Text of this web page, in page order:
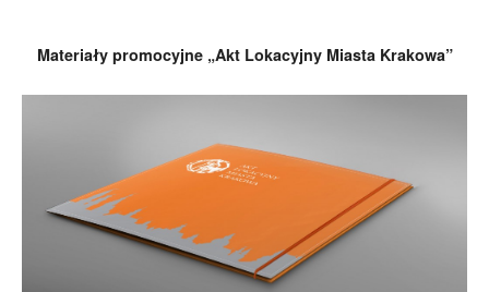
Materiały promocyjne „Akt Lokacyjny Miasta Krakowa”